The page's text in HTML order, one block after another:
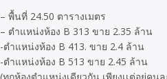
– พื้นที่ 24.50 ตารางเมตร
– ตำแหน่งห้อง B 313 ขาย 2.35 ล้าน
-ตำแหน่งห้อง B 413. ขาย 2.4 ล้าน
-ตำแหน่งห้อง B 513 ขาย 2.45 ล้าน